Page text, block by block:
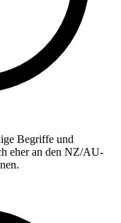
Begriffe und
eher an den NZ/AU-